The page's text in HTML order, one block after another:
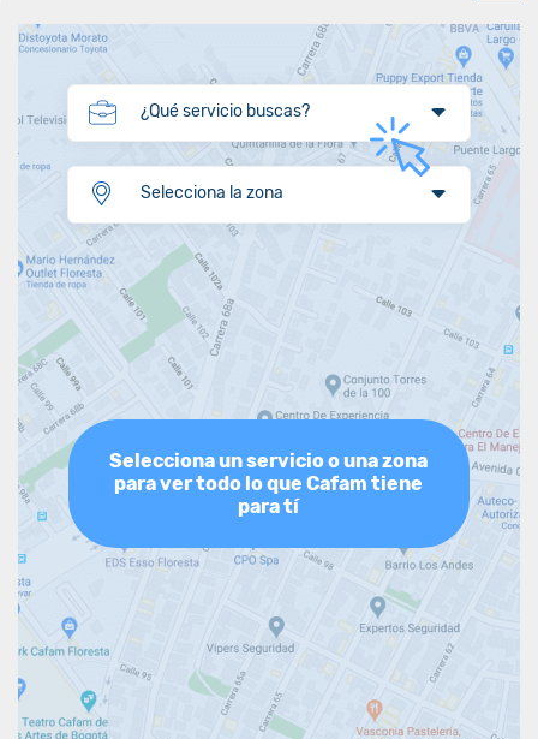
¿Qué servicio buscas?
Selecciona la zona
Selecciona un servicio o una zona
para ver todo lo que Cafam tiene
para tí